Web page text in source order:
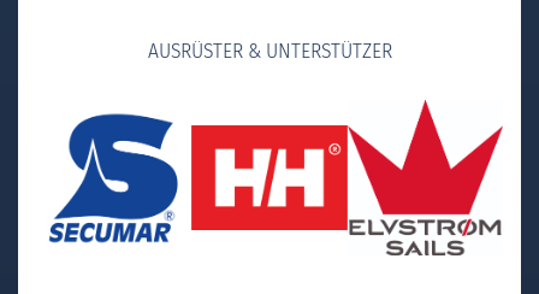
AUSRÜSTER & UNTERSTÜTZER